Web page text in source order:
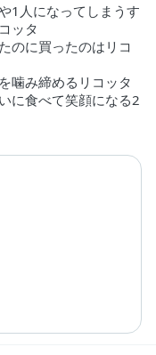
1人になってしまうす
ッタ
のに買ったのはリコ
噛み締めるリコッタ
に食べて笑顔になる2